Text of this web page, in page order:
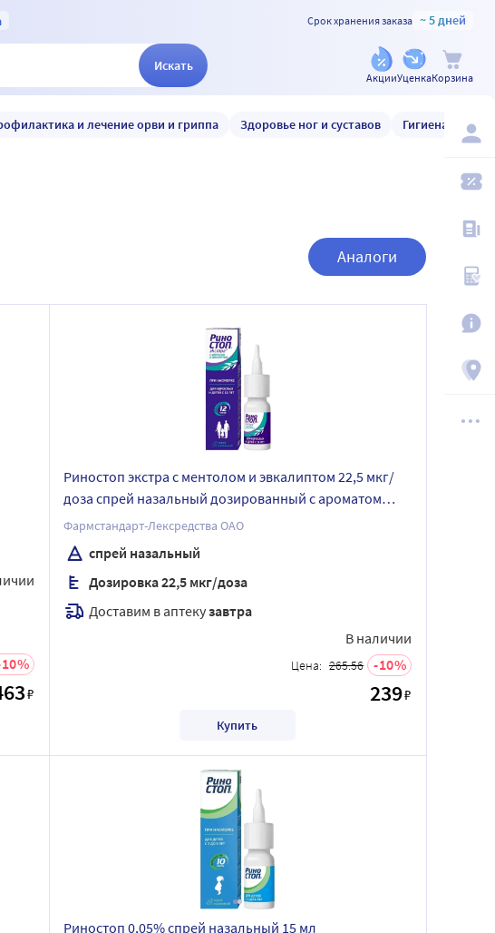
Срок хранения заказа ~ 5 дней
Искать
АкцииУценкаКорзина
и лечение орви и гриппа Здоровье ног и суставов Гигиена и уход
Аналоги
10
₽
Риностоп экстра с ментолом и эвкалиптом 22,5 мкг/
доза спрей назальный дозированный с ароматом
ментола и эвкалипта 15 мл
Фармстандарт-Лексредства ОАО
спрей назальный
Дозировка 22,5 мкг/доза
Доставим в аптекузавтра
В наличии
Цена: 265.56 10
239₽
Купить
Риностоп 0,05% спрей назальный 15 мл